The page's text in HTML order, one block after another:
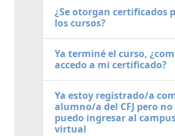
¿Se otorgan certificados
los cursos?
Ya terminé el curso,
accedo a mi certificado?
Ya estoy registrado/a
alumno/a del CFJ pero no
puedo ingresar al
virtual